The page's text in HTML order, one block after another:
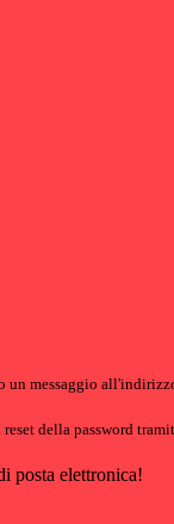
un messaggio
della password
posta elettronica!